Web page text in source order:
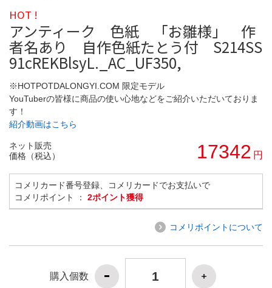
HOT !
アンティーク 色紙 「お雛様」 作
者名あり 自作色紙たとう付 S214SS
91cREKBlsyL._AC_UF350,
※HOTPOTDALONGYI.COM 限定モデル
YouTuberの皆様に商品の使い心地などをご紹介いただいておりま
す！
紹介動画はこちら
ネット販売
価格（税込）
17342 円
コメリカード番号登録、コメリカードでお支払いで
コメリポイント ： 2ポイント獲得
コメリポイントについて
購入個数